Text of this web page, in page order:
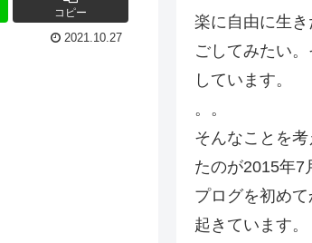
コピー
2021.10.27
楽に自由に生
ごしてみたい
しています。
。。
そんなことを
たのが2015年7
プログを初め
起きています。